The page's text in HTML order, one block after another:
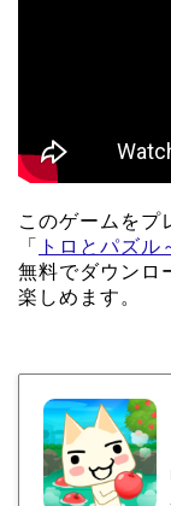
このゲームをプ
「
トロとパズル
無料でダウンロ
楽しめます。